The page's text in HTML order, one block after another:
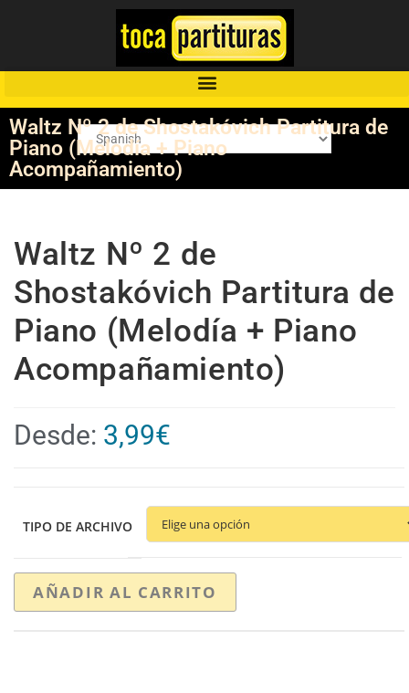
Waltz Nº 2 de Shostakóvich Partitura de
Piano (Melodía + Piano
Acompañamiento)
Waltz Nº 2 de
Shostakóvich Partitura de
Piano (Melodía + Piano
Acompañamiento)
Desde: 3,99€
TIPO DE ARCHIVO
AÑADIR AL CARRITO